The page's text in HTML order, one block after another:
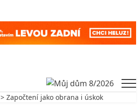
> Započtení jako obrana i úskok